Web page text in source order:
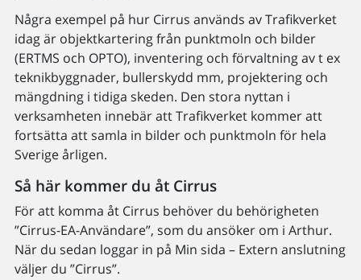
Några exempel på hur Cirrus används av Trafikverket
idag är objektkartering från punktmoln och bilder
(ERTMS och OPTO), inventering och förvaltning av t ex
teknikbyggnader, bullerskydd mm, projektering och
mängdning i tidiga skeden. Den stora nyttan i
verksamheten innebär att Trafikverket kommer att
fortsätta att samla in bilder och punktmoln för hela
Sverige årligen.
Så här kommer du åt Cirrus
För att komma åt Cirrus behöver du behörigheten
”Cirrus-EA-Användare”, som du ansöker om i Arthur.
När du sedan loggar in på Min sida – Extern anslutning
väljer du ”Cirrus”.